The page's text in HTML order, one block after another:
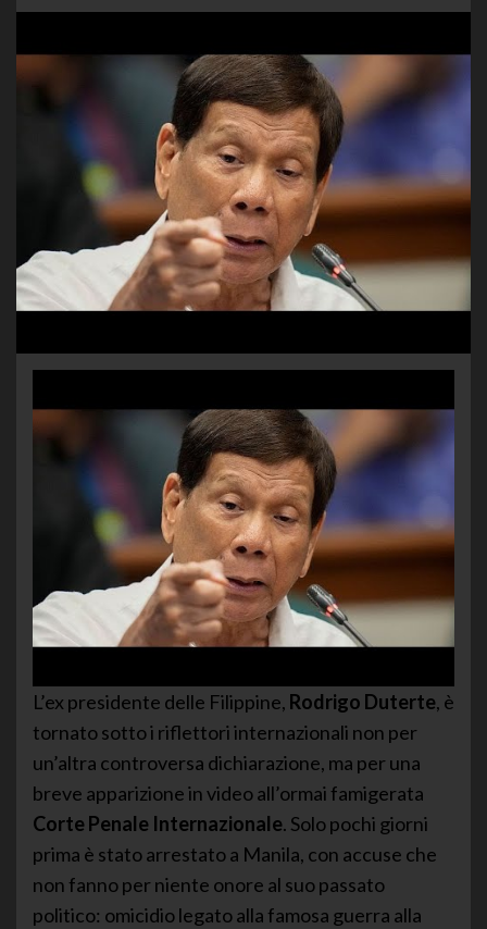
L’ex presidente delle Filippine, Rodrigo Duterte, è
tornato sotto i riflettori internazionali non per
un’altra controversa dichiarazione, ma per una
breve apparizione in video all’ormai famigerata
Corte Penale Internazionale. Solo pochi giorni
prima è stato arrestato a Manila, con accuse che
non fanno per niente onore al suo passato
politico: omicidio legato alla famosa guerra alla